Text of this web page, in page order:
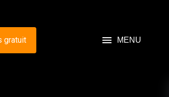
gratuit menu MENU